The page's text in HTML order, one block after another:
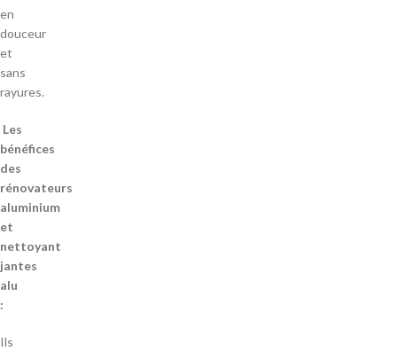
en
douceur
et
sans
rayures.
Les
bénéfices
des
rénovateurs
aluminium
et
nettoyant
jantes
alu
:
Ils